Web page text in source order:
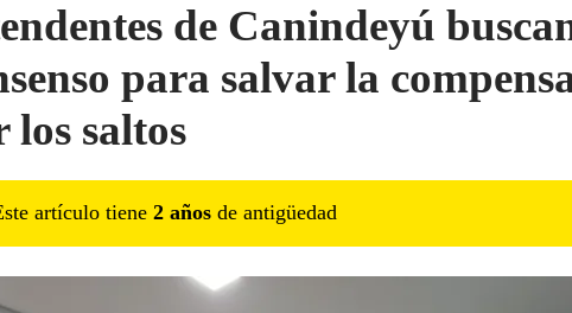
de Canindeyú
para salvar la
los saltos
artículo tiene 2 años de antigüedad